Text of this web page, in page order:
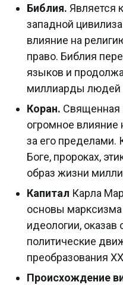
Библия. Является
западной
влияние на
право. Библия
языков и
миллиарды людей
Коран. Священная
огромное влияние
за его пределами.
Боге, пророках,
образ жизни
Капитал Карла
основы
идеологии, оказав
политические
преобразования
Происхождение